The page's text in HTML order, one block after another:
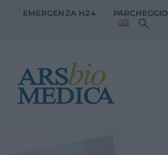
EMERGENZA H24 PARCHEGGIO